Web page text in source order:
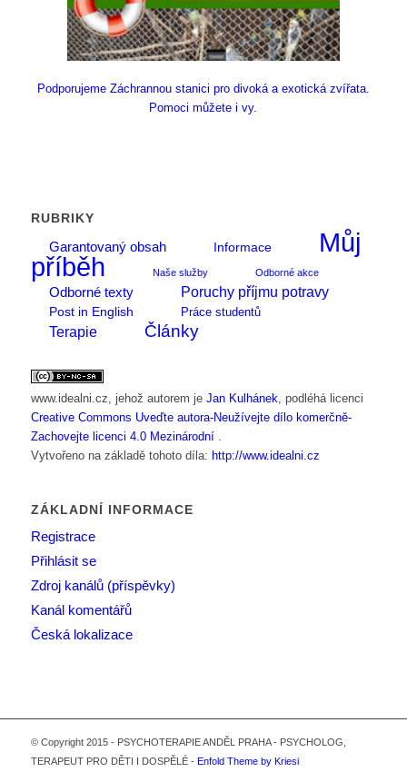
Podporujeme Záchrannou stanici pro divoká a exotická zvířata.
Pomoci můžete i vy.
RUBRIKY
Garantovaný obsah
Informace
Můj
příběh
Naše služby Odborné akce
Odborné texty Poruchy příjmu potravy
Post in English Práce studentů
Terapie Články
www.idealni.cz , jehož autorem je Jan Kulhánek , podléhá licenci
Creative Commons Uveďte autora-Neužívejte dílo komerčně-
Zachovejte licenci 4.0 Mezinárodní
Vytvořeno na základě tohoto díla: http://www.idealni.cz
ZÁKLADNÍ INFORMACE
Registrace
Přihlásit se
Zdroj kanálů (příspěvky)
Kanál komentářů
Česká lokalizace
© Copyright 2015 - PSYCHOTERAPIE ANDĚL PRAHA - PSYCHOLOG,
TERAPEUT PRO DĚTI I DOSPĚLÉ - Enfold Theme by Kriesi